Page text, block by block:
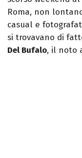
Roma, non
casual e
si trovavano di
Del Bufalo, il noto